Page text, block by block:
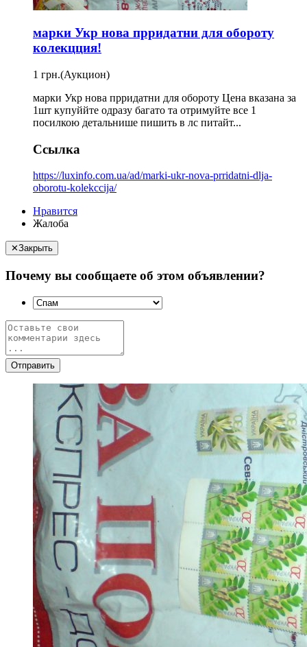
марки Укр нова прридатни для обороту
колекцция!
1 грн.(Аукцион)
марки Укр нова прридатни для обороту Цена вказана за
1шт купуййте одразу багато та отримуйте все 1
посилкою детальнише пишить в лс питайт...
Ссылка
https://luxinfo.com.ua/ad/marki-ukr-nova-prridatni-dlja-
oborotu-kolekccija/
Нравится
Жалоба
✕Закрыть
Почему вы сообщаете об этом объявлении?
Отправить